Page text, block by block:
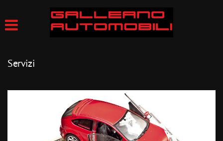
Servizi